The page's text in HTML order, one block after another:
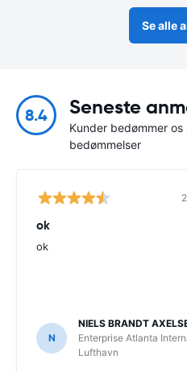
Se alle
8.4 Seneste
Kunder bedømmer
bedømmelser
ok
ok
N
NIELS BRANDT
Enterprise Atlanta
Lufthavn